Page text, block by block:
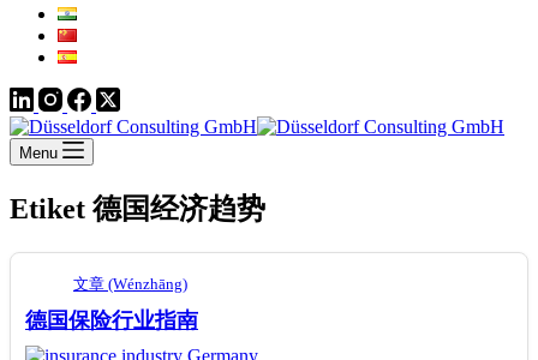
Menu
Etiket 德国经济趋势
文章 (Wénzhāng)
德国保险行业指南